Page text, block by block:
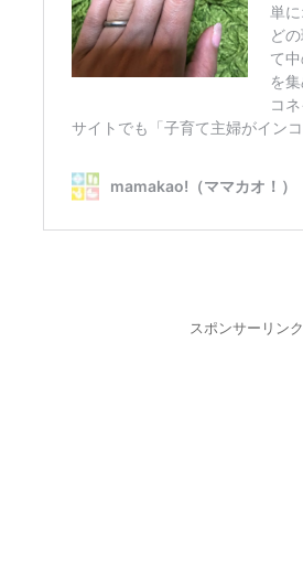
スポンサーリンク